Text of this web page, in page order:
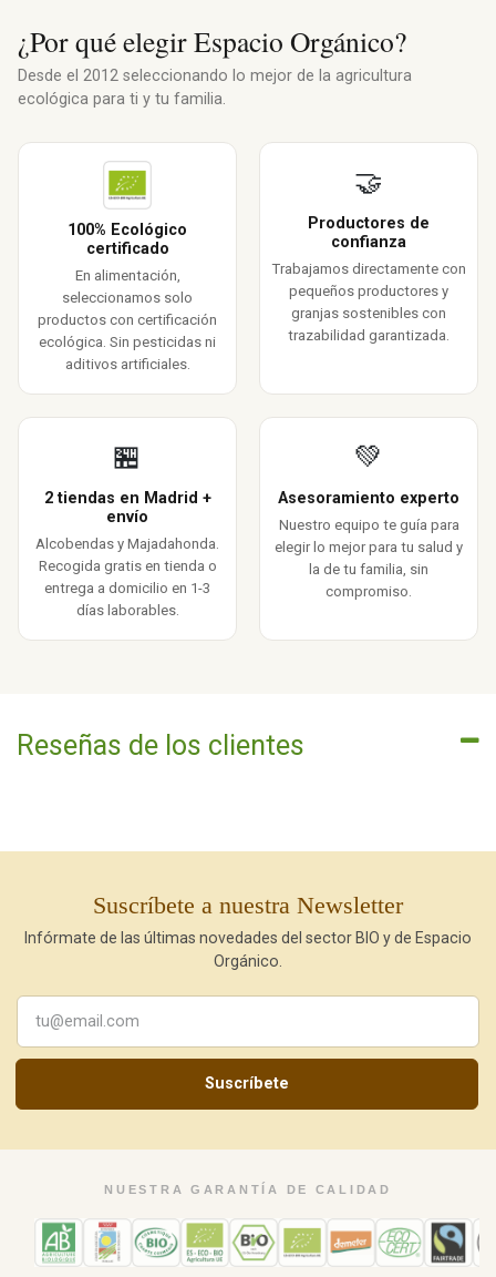
¿Por qué elegir Espacio Orgánico?
Desde el 2012 seleccionando lo mejor de la agricultura
ecológica para ti y tu familia.
100% Ecológico
certificado
En alimentación,
seleccionamos solo
productos con certificación
ecológica. Sin pesticidas ni
aditivos artificiales.
🤝
Productores de
confianza
Trabajamos directamente con
pequeños productores y
granjas sostenibles con
trazabilidad garantizada.
🏪
2 tiendas en Madrid +
envío
Alcobendas y Majadahonda.
Recogida gratis en tienda o
entrega a domicilio en 1-3
días laborables.
💚
Asesoramiento experto
Nuestro equipo te guía para
elegir lo mejor para tu salud y
la de tu familia, sin
compromiso.
Reseñas de los clientes
Suscríbete a nuestra Newsletter
Infórmate de las últimas novedades del sector BIO y de Espacio
Orgánico.
Suscríbete
NUESTRA GARANTÍA DE CALIDAD